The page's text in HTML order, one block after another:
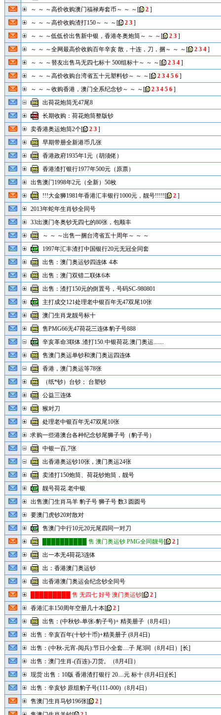
～ ～ ～高价收购澳门福禄寿套币～ ～ ～ [ 2]
～ ～ ～高价收购渣打150～ ～ ～ [ 2 3]
～ ～ ～低低价出售新中银，香港冬奥炮筒～ ～ ～ [ 2 3]
～ ～ ～全网最高价收购百年辛亥 散，十连，刀，捆～ ～ ～ [ 2 3 4]
～ ～ ～替友出售马无四七标十 500组标十～ ～ ～ [ 2 3 4]
～ ～ ～高价收购台湾省五十元塑料钞～ ～ ～ [ 2 3 4 5 6]
～ ～ ～收购香港，澳门全系纪念钞～ ～ ～ [ 2 3 4 5 6]
出荷花炮筒无47尾8
长期收购：荷花炮筒整版钞
卖香港奥运炮筒2个[ 2 3]
早期带册全新港币几张
香港政府1935年1元（胡须佬）
香港渣打银行1977年500元（原票）
出售澳门1998年2元（全新）50枚
!!!大金狮1981年香港汇丰银行1000元，靓号!!!!![ 2]
2013年蛇年生肖钞全同号
33出澳门冬奥钞无四七的80张，包顺丰
～ ～ ～出售一捆台湾省五十周年～ ～ ～
1997年汇丰渣打中国银行20元无冠全同套
出售：澳门奥运钞四连体 4本
出售：澳门双错二联体6本
出售：渣打150元的倒置号，号码SC-980801
主打成交121处理老中银百年无47双尾10张
澳门生肖龙靓号标十
售PMG66无47荷花三连体豹子号888
辛亥革命3联体.渣打150.中银荷花.澳门奥运.......
售澳门奥运单钞和澳门奥运四连体
香港，澳门奥运等78张
（纸*钞）台钞； 台塑钞
公益三连体
猴对刀
处理老中银百年无47双尾10张
求购一些港澳台各种纪念钞尾狮子号（豹子号）
中银一百,7张
出香港奥运钞10张，澳门奥运24张
卖渣打150炮筒、荷花钞炮筒，靓号
靓号荷花 老中银
出售澳门生肖马羊 豹子号 狮子号 数3 圆圆号
要澳门虎钞20对散对
售澳门中行10元20元尾四同一对刀
██████████ 售 澳门奥运钞 PMG全同靓号[ 2]
出一本无4荷花3连体
出：香港澳门奥运钞
出香港澳门奥运会纪念钞全同号
█████████ 售 无四七 好号 澳门奥运钞[ 2]
香港汇丰150周年空册几十本[ 2]
出售：(中秋钞-单张-豹子号)+ 精美册子（8月4日）
出售：辛亥百年(十钞十币)+精美册子 (8月4日)
出售：(中秋-元宵-阅兵):节日小全套....子 尾3同（8月4日）[长]
出售：澳门生肖-(百连)-刀货。（8月4日）
现货 出售：10版 香港渣打银行 20....元 标十 (8月4日)[长]
出售：辛亥钞 原组豹子号(111-000)（8月4日）
售澳门生肖马钞196张[ 2]